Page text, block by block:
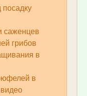
саженцев
грибов
в
в